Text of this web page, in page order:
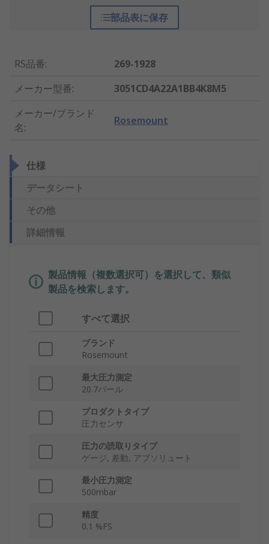
部品表に保存
RS品番:
269-1928
メーカー型番:
3051CD4A22A1BB4K8M5
メーカー/ブランド
名:
Rosemount
仕様
データシート
その他
詳細情報
製品情報（複数選択可）を選択して、類似
製品を検索します。
すべて選択
ブランド
Rosemount
最大圧力測定
20.7バール
プロダクトタイプ
圧力センサ
圧力の読取りタイプ
ゲージ, 差動, アブソリュート
最小圧力測定
500mbar
精度
0.1 %FS